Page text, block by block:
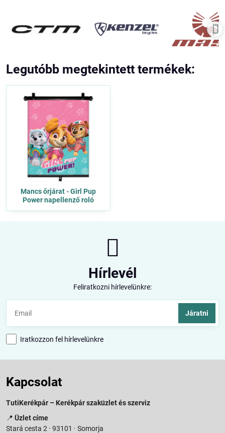
Legutóbb megtekintett termékek:
Mancs őrjárat - Girl Pup
Power napellenző roló
Hírlevél
Feliratkozni hírlevelünkre:
Járatni
Iratkozzon fel hírlevelünkre
Kapcsolat
TutiKerékpár – Kerékpár szaküzlet és szerviz
📍 Üzlet címe
Stará cesta 2 · 93101 · Somorja